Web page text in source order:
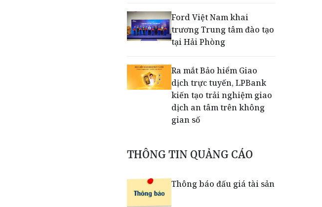
Ford Việt Nam khai
trương Trung tâm đào tạo
tại Hải Phòng
Ra mắt Bảo hiểm Giao
dịch trực tuyến, LPBank
kiến tạo trải nghiệm giao
dịch an tâm trên không
gian số
Dấu mốc khẳng định năng
lực vận hành và thích ứng
THÔNG TIN QUẢNG CÁO
Thông báo đấu giá tài sản